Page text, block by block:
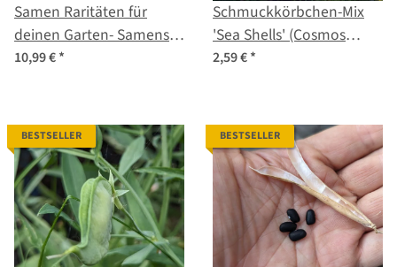
Samen Raritäten für
deinen Garten- Samenset
Nr. 2
10,99 €*
Schmuckkörbchen-Mix
'Sea Shells' (Cosmos
bipinnatus) Samen
2,59 €*
BESTSELLER BESTSELLER